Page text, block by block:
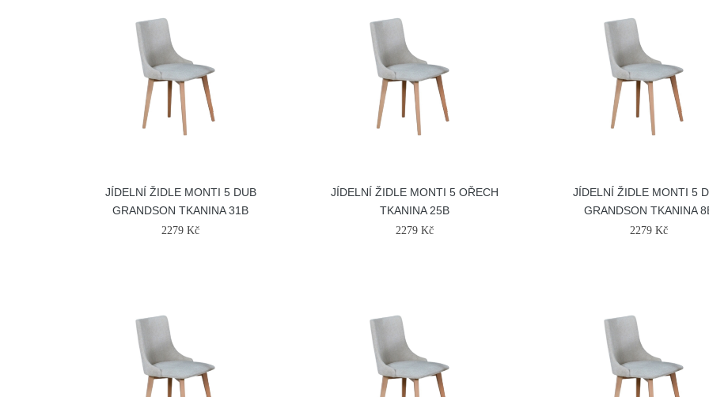
JÍDELNÍ ŽIDLE MONTI 5 DUB
GRANDSON TKANINA 31B
2279 Kč
JÍDELNÍ ŽIDLE MONTI 5 OŘECH
TKANINA 25B
2279 Kč
JÍDELNÍ ŽIDLE MONTI 5
GRANDSON TKANINA
2279 Kč